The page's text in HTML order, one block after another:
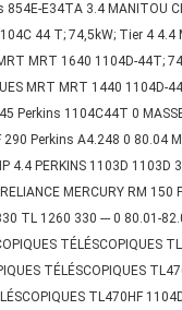
854E-E34TA 3.4 MANITOU
44 T; 74,5kW; Tier 4 4.4
MRT 1640 1104D-44T;
MRT MRT 1440 1104D-
Perkins 1104C44T 0
290 Perkins A4.248 0 80.04
4.4 PERKINS 1103D 1103D
MERCURY RM 150
TL 1260 330 --- 0 80.01-
TÉLÉSCOPIQUES
TÉLÉSCOPIQUES
TL470HF